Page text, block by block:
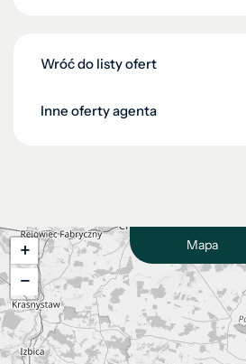
Wróć do listy ofert
Inne oferty agenta
Mapa
+
−